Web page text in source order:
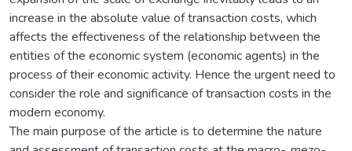
increase in the absolute value of transaction costs, which
affects the effectiveness of the relationship between the
entities of the economic system (economic agents) in the
process of their economic activity. Hence the urgent need to
consider the role and significance of transaction costs in the
modern economy.
The main purpose of the article is to determine the nature